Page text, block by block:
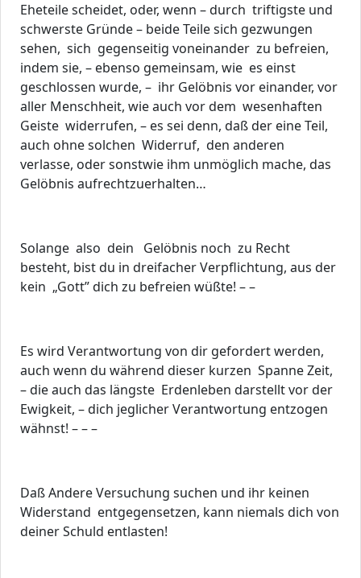
Eheteile scheidet, oder, wenn – durch triftigste und
schwerste Gründe – beide Teile sich gezwungen
sehen, sich gegenseitig voneinander zu befreien,
indem sie, – ebenso gemeinsam, wie es einst
geschlossen wurde, – ihr Gelöbnis vor einander, vor
aller Menschheit, wie auch vor dem wesenhaften
Geiste widerrufen, – es sei denn, daß der eine Teil,
auch ohne solchen Widerruf, den anderen
verlasse, oder sonstwie ihm unmöglich mache, das
Gelöbnis aufrechtzuerhalten…
Solange also dein Gelöbnis noch zu Recht
besteht, bist du in dreifacher Verpflichtung, aus der
kein „Gott” dich zu befreien wüßte! – –
Es wird Verantwortung von dir gefordert werden,
auch wenn du während dieser kurzen Spanne Zeit,
– die auch das längste Erdenleben darstellt vor der
Ewigkeit, – dich jeglicher Verantwortung entzogen
wähnst! – – –
Daß Andere Versuchung suchen und ihr keinen
Widerstand entgegensetzen, kann niemals dich von
deiner Schuld entlasten!